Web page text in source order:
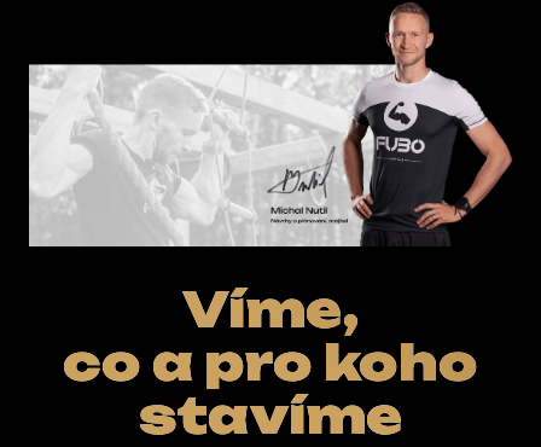
Víme,
co a pro koho
stavíme